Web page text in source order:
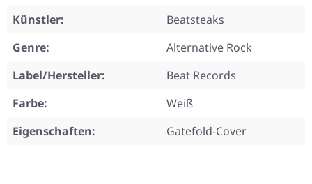
Künstler:
Beatsteaks
Genre:
Alternative Rock
Label/Hersteller:
Beat Records
Farbe:
Weiß
Eigenschaften:
Gatefold-Cover